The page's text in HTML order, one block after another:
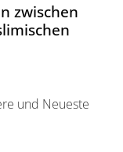
zwischen
und Neueste
christlichen,